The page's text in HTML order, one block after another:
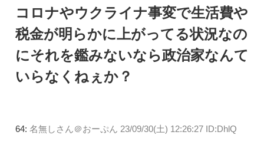
コロナやウクライナ事変で生活費や
税金が明らかに上がってる状況なの
にそれを鑑みないなら政治家なんて
いらなくねぇか？
64: 名無しさん＠おーぷん 23/09/30(土) 12:26:27 ID:DhlQ